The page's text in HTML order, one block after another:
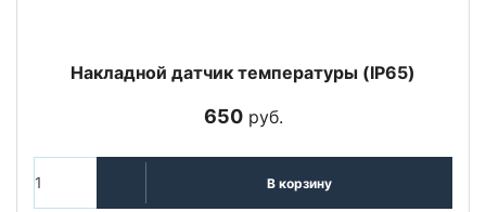
Накладной датчик температуры (IP65)
650руб.
В корзину